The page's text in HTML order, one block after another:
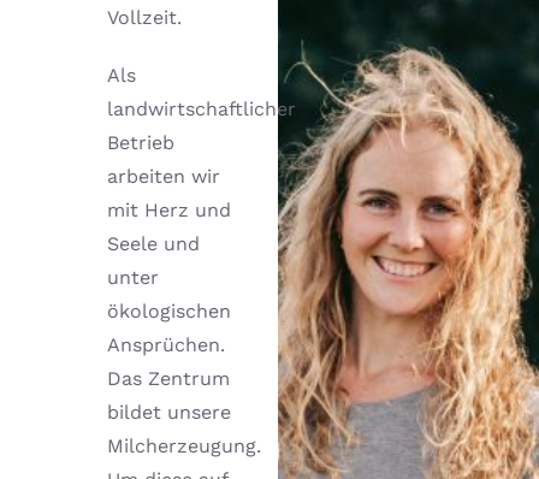
Vollzeit.
Als
landwirtschaftlicher
Betrieb
arbeiten wir
mit Herz und
Seele und
unter
ökologischen
Ansprüchen.
Das Zentrum
bildet unsere
Milcherzeugung.